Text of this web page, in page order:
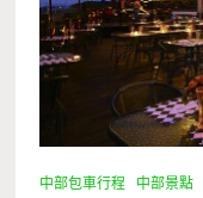
中部包車行程 中部景點